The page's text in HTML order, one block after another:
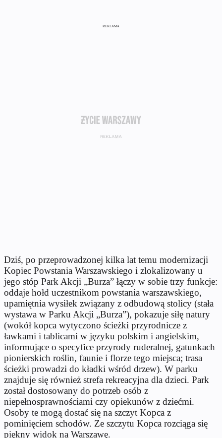
REKLAMA
Dziś, po przeprowadzonej kilka lat temu modernizacji
Kopiec Powstania Warszawskiego i zlokalizowany u
jego stóp Park Akcji „Burza” łączy w sobie trzy funkcje:
oddaje hołd uczestnikom powstania warszawskiego,
upamiętnia wysiłek związany z odbudową stolicy (stała
wystawa w Parku Akcji „Burza”), pokazuje siłę natury
(wokół kopca wytyczono ścieżki przyrodnicze z
ławkami i tablicami w języku polskim i angielskim,
informujące o specyfice przyrody ruderalnej, gatunkach
pionierskich roślin, faunie i florze tego miejsca; trasa
ścieżki prowadzi do kładki wśród drzew). W parku
znajduje się również strefa rekreacyjna dla dzieci. Park
został dostosowany do potrzeb osób z
niepełnosprawnościami czy opiekunów z dziećmi.
Osoby te mogą dostać się na szczyt Kopca z
pominięciem schodów. Ze szczytu Kopca rozciąga się
piękny widok na Warszawę.